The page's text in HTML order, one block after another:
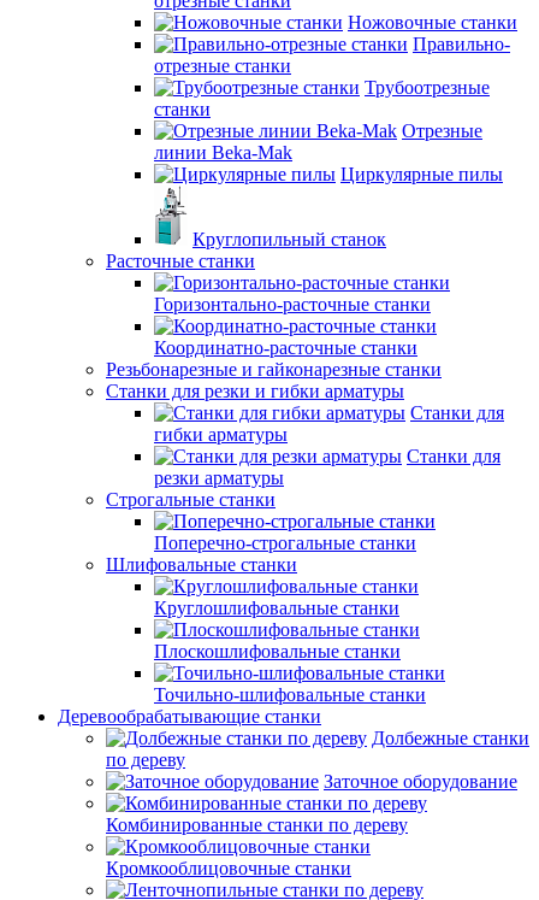
Ножовочные станки
Правильно-
отрезные станки
Трубоотрезные
станки
Отрезные
линии Beka-Mak
Циркулярные пилы
Круглопильный станок
Расточные станки
Горизонтально-расточные станки
Координатно-расточные станки
Резьбонарезные и гайконарезные станки
Станки для резки и гибки арматуры
Станки для
гибки арматуры
Станки для
резки арматуры
Строгальные станки
Поперечно-строгальные станки
Шлифовальные станки
Круглошлифовальные станки
Плоскошлифовальные станки
Точильно-шлифовальные станки
Деревообрабатывающие станки
Долбежные станки
по дереву
Заточное оборудование
Комбинированные станки по дереву
Кромкооблицовочные станки